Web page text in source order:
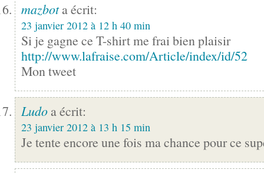
mazbota écrit:
23 janvier 2012 à 12 h 40 min
Si je gagne ce T-shirt me frai bien plaisir
http://www.lafraise.com/Article/index/id/52
Mon tweet
Ludo a écrit:
23 janvier 2012 à 13 h 15 min
Je tente encore une fois ma chance pour ce